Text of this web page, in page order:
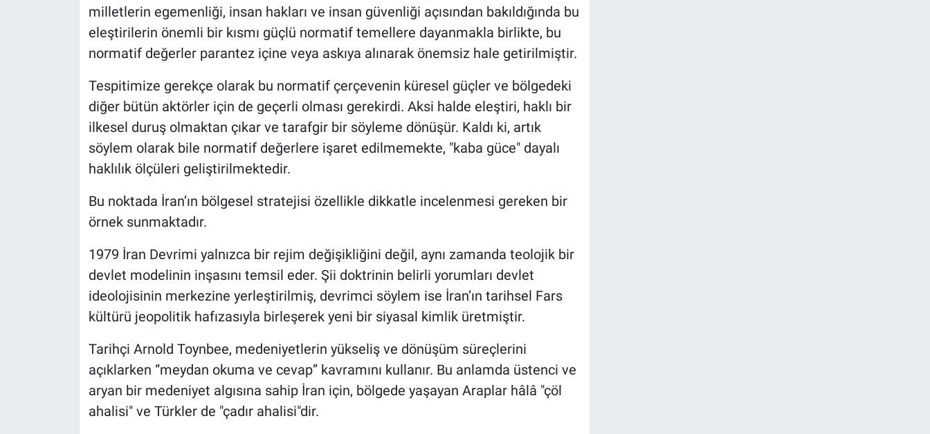
milletlerin egemenliği, insan hakları ve insan güvenliği açısından bakıldığında bu
eleştirilerin önemli bir kısmı güçlü normatif temellere dayanmakla birlikte, bu
normatif değerler parantez içine veya askıya alınarak önemsiz hale getirilmiştir.
Tespitimize gerekçe olarak bu normatif çerçevenin küresel güçler ve bölgedeki
diğer bütün aktörler için de geçerli olması gerekirdi. Aksi halde eleştiri, haklı bir
ilkesel duruş olmaktan çıkar ve tarafgir bir söyleme dönüşür. Kaldı ki, artık
söylem olarak bile normatif değerlere işaret edilmemekte, "kaba güce" dayalı
haklılık ölçüleri geliştirilmektedir.
Bu noktada İran’ın bölgesel stratejisi özellikle dikkatle incelenmesi gereken bir
örnek sunmaktadır.
1979 İran Devrimi yalnızca bir rejim değişikliğini değil, aynı zamanda teolojik bir
devlet modelinin inşasını temsil eder. Şii doktrinin belirli yorumları devlet
ideolojisinin merkezine yerleştirilmiş, devrimci söylem ise İran’ın tarihsel Fars
kültürü jeopolitik hafızasıyla birleşerek yeni bir siyasal kimlik üretmiştir.
Tarihçi Arnold Toynbee, medeniyetlerin yükseliş ve dönüşüm süreçlerini
açıklarken “meydan okuma ve cevap” kavramını kullanır. Bu anlamda üstenci ve
aryan bir medeniyet algısına sahip İran için, bölgede yaşayan Araplar hâlâ "çöl
ahalisi" ve Türkler de "çadır ahalisi"dir.